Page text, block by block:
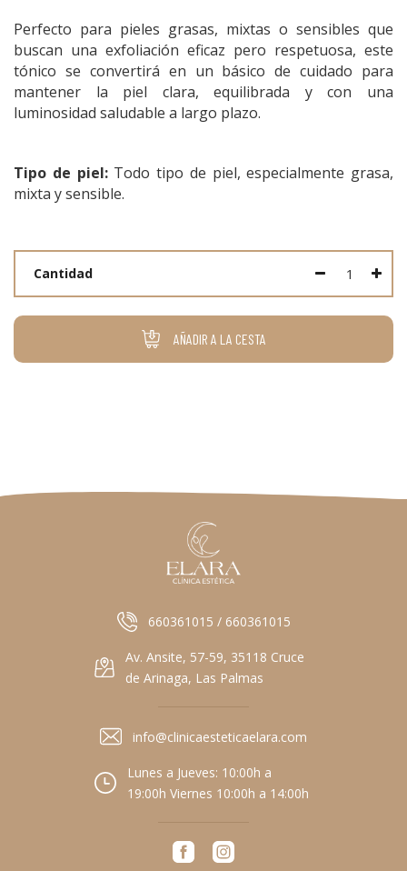
Perfecto para pieles grasas, mixtas o sensibles que
buscan una exfoliación eficaz pero respetuosa, este
tónico se convertirá en un básico de cuidado para
mantener la piel clara, equilibrada y con una
luminosidad saludable a largo plazo.
Tipo de piel:Todo tipo de piel, especialmente grasa,
mixta y sensible.
Cantidad
AÑADIR A LA CESTA
660361015 / 660361015
Av. Ansite, 57-59, 35118 Cruce
de Arinaga, Las Palmas
info@clinicaesteticaelara.com
Lunes a Jueves: 10:00h a
19:00h Viernes 10:00h a 14:00h